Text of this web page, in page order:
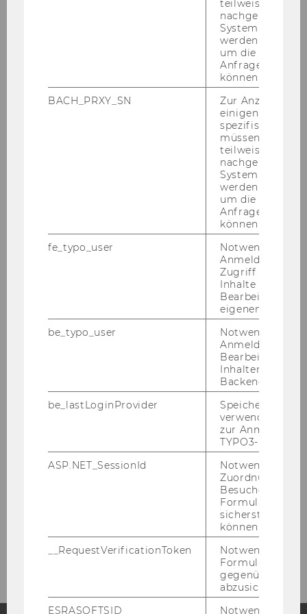
Programm
teilweise von
nachgelagerten
System
werden.
um die Antwort
Anfrage
können.
BACH_PRXY_SN
Zur Anzeige von
einigen WU-
spezifischen
müssen
teilweise von
nachgelagerten
System
werden.
um die Antwort
Anfrage
können.
fe_typo_user
Notwendig für
Anmeldung und
Zugriff auf
Inhalte oder zur
Bearbeitung des
eigenen Profils.
be_typo_user
Notwendig für
Anmeldung und
Bearbeitung von
Inhalten im
Backend.
be_lastLoginProvider
Speichert die
verwendete
zur Anmeldung
TYPO3-Backend.
ASP.NET_SessionId
Notwendig, um
Zuordnung von
Besucher zu
sicherstellen zu
können.
__RequestVerificationToken
Notwendig, um
gegenüber
abzusichern.
ESRASOFTSID
Notwendig zur